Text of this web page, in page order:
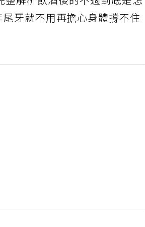
整解析飲酒後的不適到底是怎
牙就不用再擔心身體撐不住